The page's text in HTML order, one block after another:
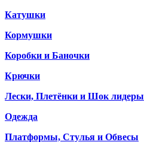
Катушки
Кормушки
Коробки и Баночки
Крючки
Лески, Плетёнки и Шок лидеры
Одежда
Платформы, Стулья и Обвесы